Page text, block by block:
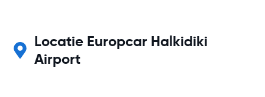
Locatie Europcar Halkidiki
Airport